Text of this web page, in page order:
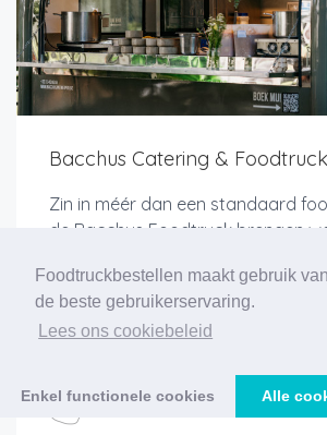
Foodtruckbestellen maakt gebruik
de beste gebruikerservaring.
Lees ons cookiebeleid
Enkel functionele cookies Alle
Bacchus Catering & Foodtruck
Zin in méér dan een standaard
de Bacchus Foodtruck brengen
locatie. Geen klassieke
mobiele keuken waar kwaliteit,
centraal...